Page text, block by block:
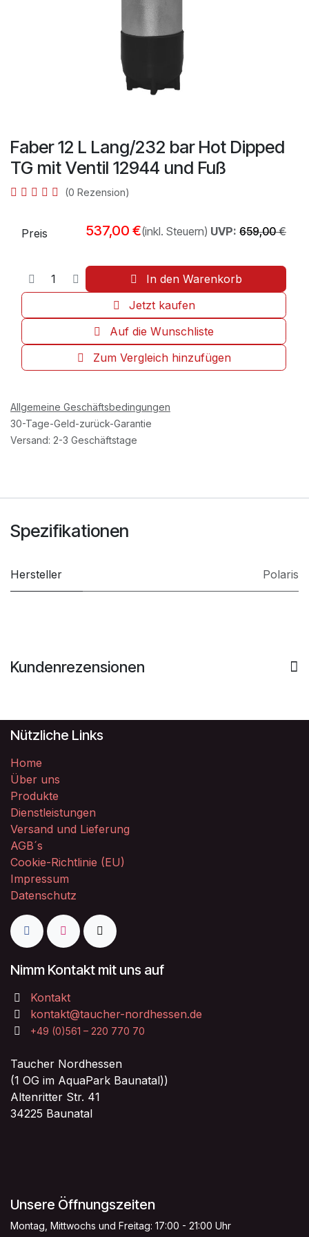
Faber 12 L Lang/232 bar Hot Dipped
TG mit Ventil 12944 und Fuß
(0 Rezension)
In den Warenkorb
Jetzt kaufen
Zum Vergleich hinzufügen
Auf die Wunschliste
Preis 537,00 €(inkl. Steuern) UVP: 659,00€
Allgemeine Geschäftsbedingungen
30-Tage-Geld-zurück-Garantie
Versand: 2-3 Geschäftstage
Spezifikationen
Hersteller Polaris
Kundenrezensionen
Nützliche Links
Home
Über uns
Produkte
Dienstleistungen
Versand und Lieferung
AGB´s
Cookie-Richtlinie (EU)
Impressum
Datenschutz
Nimm Kontakt mit uns auf
Kontakt
kontakt@taucher-nordhessen.de
+49 (0)561 – 220 770 70
Taucher Nordhessen
(1 OG im AquaPark Baunatal))
Altenritter Str. 41
34225 Baunatal
Unsere Öffnungszeiten
Montag, Mittwochs und Freitag: 17:00 - 21:00 Uhr